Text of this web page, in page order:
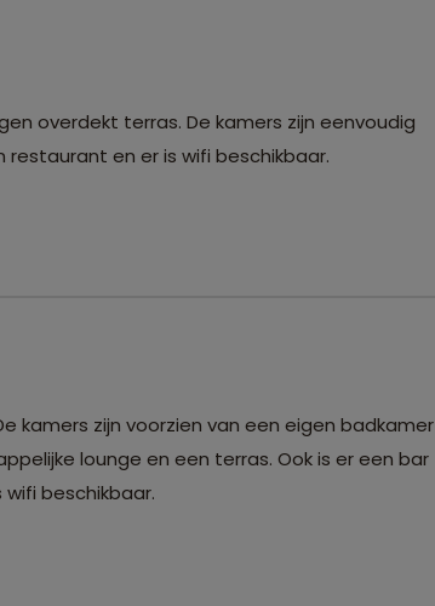
overdekt terras. De kamers zijn eenvoudig
en er is wifi beschikbaar.
kamers zijn voorzien van een eigen badkamer
lounge en een terras. Ook is er een bar
beschikbaar.